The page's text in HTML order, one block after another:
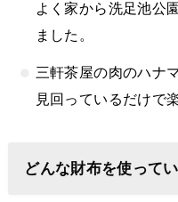
よく家から洗足池公
ました。
三軒茶屋の肉のハナ
見回っているだけで
どんな財布を使って